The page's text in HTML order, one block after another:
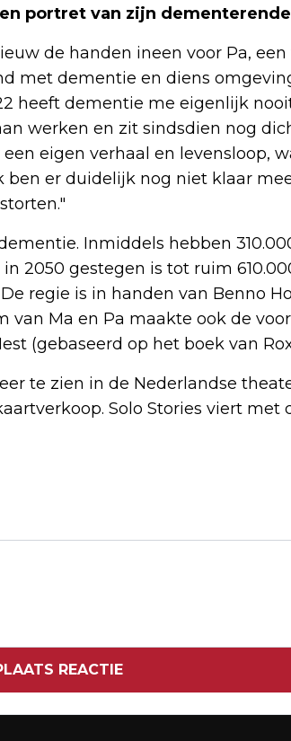
portret van zijn
de handen ineen voor Pa,
met dementie en diens
heeft dementie me eigenlijk
werken en zit sindsdien nog
eigen verhaal en levensloop,
ben er duidelijk nog niet klaar
Inmiddels hebben
2050 gestegen is tot ruim
regie is in handen van Benno
van Ma en Pa maakte ook de
(gebaseerd op het boek van
te zien in de Nederlandse
Solo Stories viert met
KROONGETUIGE
REACTIE